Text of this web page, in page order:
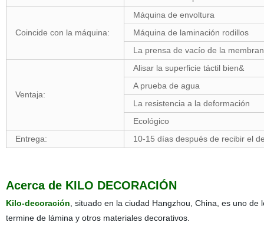
Coincide con la máquina:
Máquina de envoltura
Máquina de laminación rodillos
La prensa de vacío de la
Ventaja:
Alisar la superficie táctil bien&
A prueba de agua
La resistencia a la deformación
Ecológico
Entrega:
10-15 días después de recibir el
Acerca de KILO DECORACIÓN
Kilo-decoración , situado en la ciudad Hangzhou, China, es uno
termine de lámina y otros materiales decorativos.